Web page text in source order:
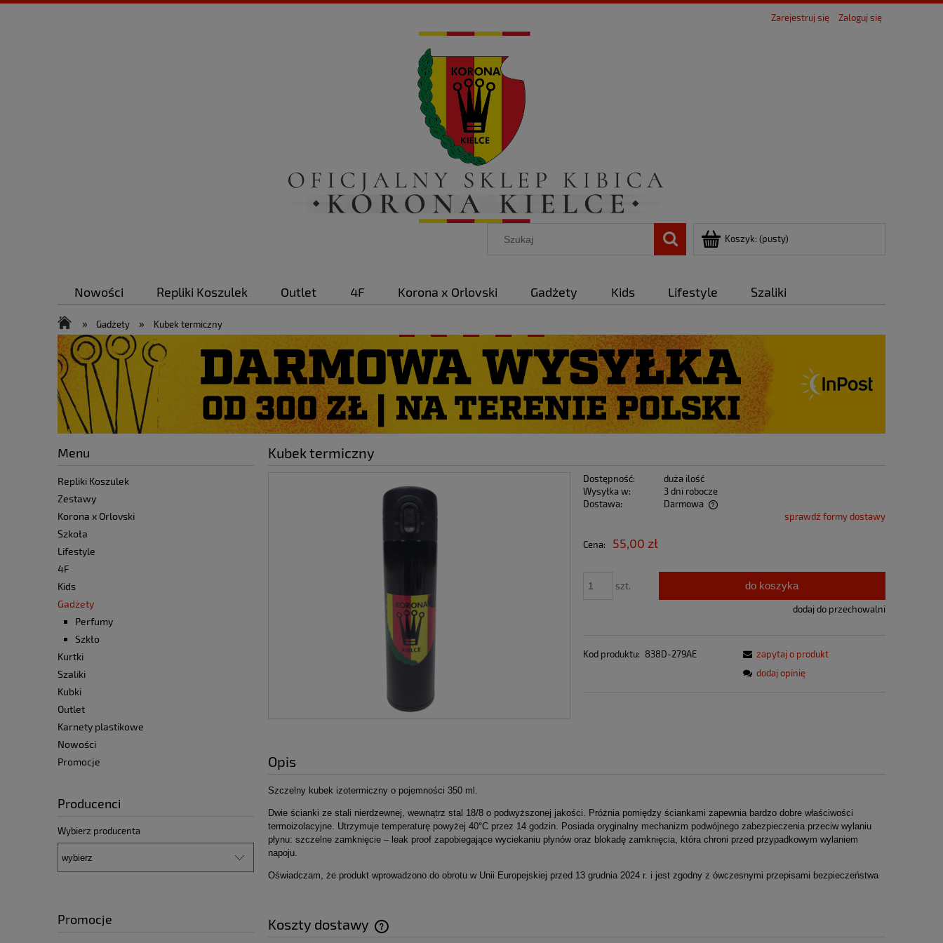
Zarejestruj się Zaloguj się
Koszyk: (pusty)
Nowości Repliki Koszulek Outlet 4F Korona x Orlovski Gadżety Kids Lifestyle
Szaliki
Zestawy
Kurtki
» Gadżety » Kubek termiczny
Menu
Repliki Koszulek
Zestawy
Korona x Orlovski
Szkoła
Lifestyle
4F
Kids
Gadżety
Perfumy
Szkło
Kurtki
Szaliki
Kubki
Outlet
Karnety plastikowe
Nowości
Promocje
Producenci
Wybierz producenta
Promocje
Kubek termiczny
Dostępność:
duża ilość
Wysyłka w:
3 dni robocze
Dostawa:
Darmowa
sprawdź formy dostawy
Cena: 55,00 zł
szt. do koszyka
dodaj do przechowalni
Kod produktu: 838D-279AE
zapytaj o produkt
dodaj opinię
Opis
Szczelny kubek izotermiczny o pojemności 350 ml.
Dwie ścianki ze stali nierdzewnej, wewnątrz stal 18/8 o podwyższonej jakości. Próżnia pomiędzy ściankami zapewnia bardzo dobre właściwości
termoizolacyjne. Utrzymuje temperaturę powyżej 40°C przez 14 godzin. Posiada oryginalny mechanizm podwójnego zabezpieczenia przeciw wylaniu
płynu: szczelne zamknięcie – leak proof zapobiegające wyciekaniu płynów oraz blokadę zamknięcia, która chroni przed przypadkowym wylaniem
napoju.
Oświadczam, że produkt wprowadzono do obrotu w Unii Europejskiej przed 13 grudnia 2024 r. i jest zgodny z ówczesnymi przepisami bezpieczeństwa
Koszty dostawy